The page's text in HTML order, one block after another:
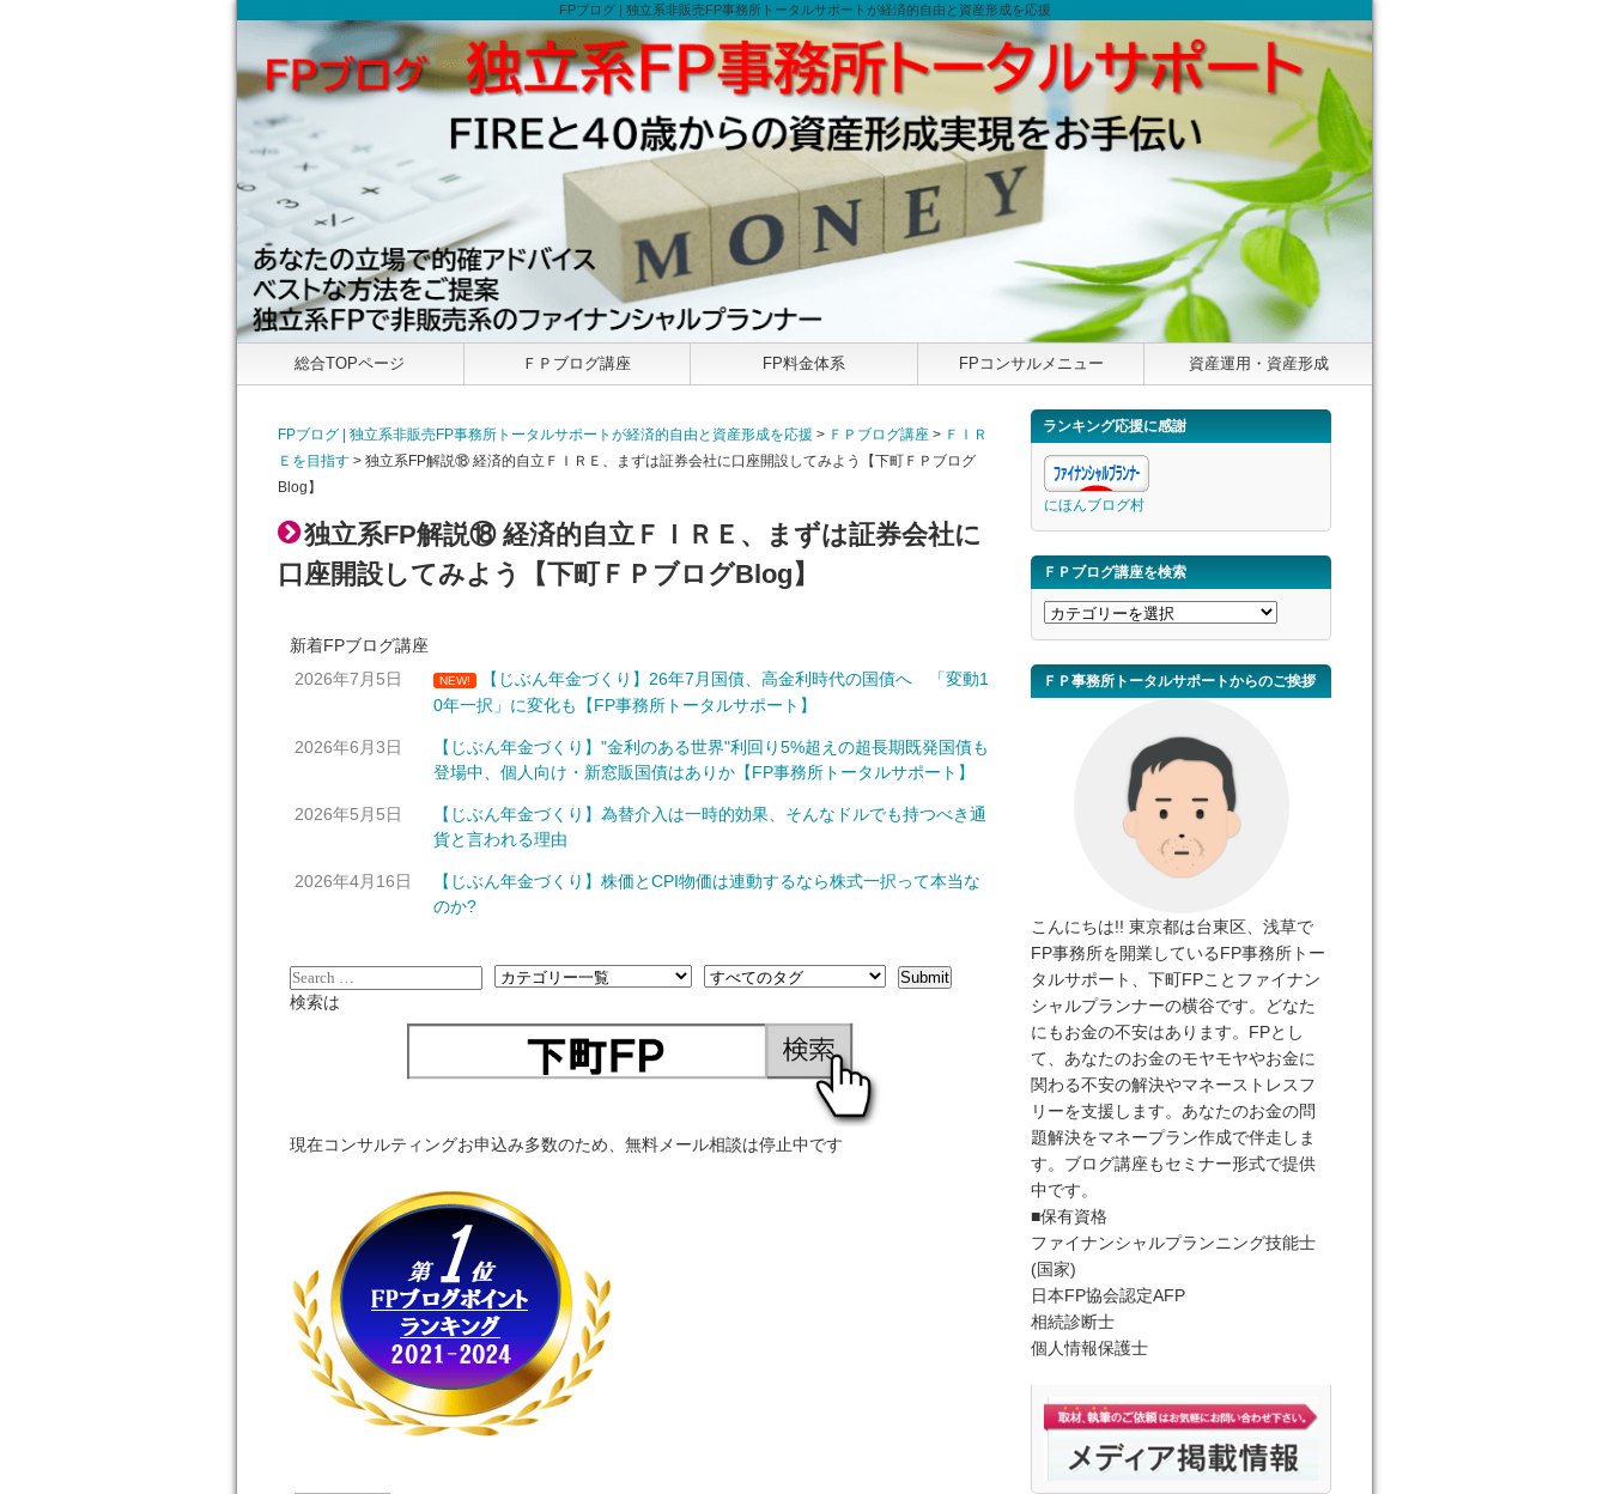
FPブログ | 独立系非販売FP事務所トータルサポートが経済的自由と資産形成を応援
総合TOPページ ＦＰブログ講座 FP料金体系 FPコンサルメニュー 資産運用・資産形成
FPブログ | 独立系非販売FP事務所トータルサポートが経済的自由と資産形成を応援 > ＦＰブログ講座 > ＦＩＲ
Ｅを目指す > 独立系FP解説⑱ 経済的自立ＦＩＲＥ、まずは証券会社に口座開設してみよう【下町ＦＰブログ
Blog】
独立系FP解説⑱ 経済的自立ＦＩＲＥ、まずは証券会社に
口座開設してみよう【下町ＦＰブログBlog】
新着FPブログ講座
2026年7月5日
NEW! 【じぶん年金づくり】26年7月国債、高金利時代の国債へ 「変動1
0年一択」に変化も【FP事務所トータルサポート】
2026年6月3日
【じぶん年金づくり】"金利のある世界"利回り5%超えの超長期既発国債も
登場中、個人向け・新窓販国債はありか【FP事務所トータルサポート】
2026年5月5日
【じぶん年金づくり】為替介入は一時的効果、そんなドルでも持つべき通
貨と言われる理由
2026年4月16日
【じぶん年金づくり】株価とCPI物価は連動するなら株式一択って本当な
のか?
検索は
現在コンサルティングお申込み多数のため、無料メール相談は停止中です
ランキング応援に感謝
にほんブログ村
ＦＰブログ講座を検索
Ｆ
Ｐ
ブ
ＦＰ事務所トータルサポートからのご挨拶
こんにちは!! 東京都は台東区、浅草で
FP事務所を開業しているFP事務所トー
タルサポート、下町FPことファイナン
シャルプランナーの横谷です。どなた
にもお金の不安はあります。FPとし
て、あなたのお金のモヤモヤやお金に
関わる不安の解決やマネーストレスフ
リーを支援します。あなたのお金の問
題解決をマネープラン作成で伴走しま
す。ブログ講座もセミナー形式で提供
中です。
■保有資格
ファイナンシャルプランニング技能士
(国家)
日本FP協会認定AFP
相続診断士
個人情報保護士